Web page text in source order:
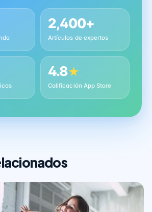
2,400+
Artículos de expertos
4.8★
Calificación App Store